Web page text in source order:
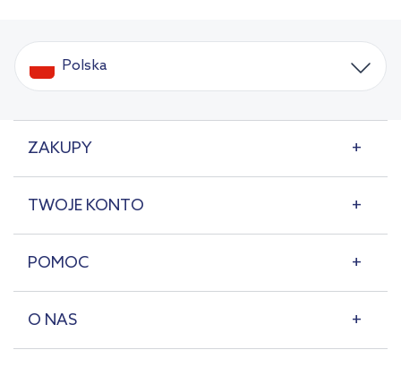
Polska
ZAKUPY
TWOJE KONTO
POMOC
O NAS